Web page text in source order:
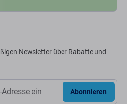
Newsletter über Rabatte und
Abonnieren